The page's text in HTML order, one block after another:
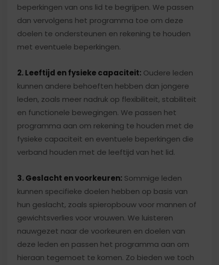
beperkingen van ons lid te begrijpen. We passen
dan vervolgens het programma toe om deze
doelen te ondersteunen en rekening te houden
met eventuele beperkingen.
2. Leeftijd en fysieke capaciteit: Oudere leden
kunnen andere behoeften hebben dan jongere
leden, zoals meer nadruk op flexibiliteit, stabiliteit
en functionele bewegingen. We passen het
programma aan om rekening te houden met de
fysieke capaciteit en eventuele beperkingen die
verband houden met de leeftijd van het lid.
3. Geslacht en voorkeuren: Sommige leden
kunnen specifieke doelen hebben op basis van
hun geslacht, zoals spieropbouw voor mannen of
gewichtsverlies voor vrouwen. We luisteren
nauwgezet naar de voorkeuren en doelen van
deze leden en passen het programma aan om
hieraan tegemoet te komen. Zo bieden we toch